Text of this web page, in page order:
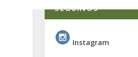
SEGUINOS
Instagram